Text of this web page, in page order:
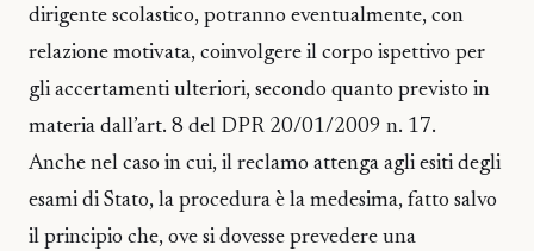
dirigente scolastico, potranno eventualmente, con
relazione motivata, coinvolgere il corpo ispettivo per
gli accertamenti ulteriori, secondo quanto previsto in
materia dall’art. 8 del DPR 20/01/2009 n. 17.
Anche nel caso in cui, il reclamo attenga agli esiti degli
esami di Stato, la procedura è la medesima, fatto salvo
il principio che, ove si dovesse prevedere una